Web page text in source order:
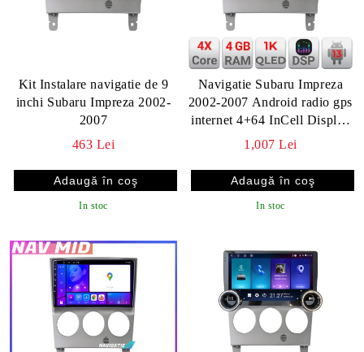
Kit Instalare navigatie de 9
inchi Subaru Impreza 2002-
2007
463 Lei
In stoc
Navigatie Subaru Impreza
2002-2007 Android radio gps
internet 4+64 InCell Display
1K KIT-impreza2002+EDT-
1,007 Lei
In stoc